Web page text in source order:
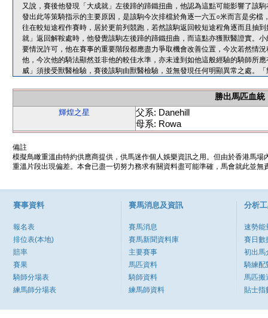
又說，賽後他發現「大成就」左後蹄的蹄鐵扭曲，他認為這點可能影響了該
發出此等策騎指示的主要原因，是該駒今次排檔於角逐一六五○米而言是劣
往在較短途程作賽時，居於更前列競跑，若然該駒返回較短途程角逐而且抽
就」返回解鞍處時，他發覺該駒左後蹄的蹄鐵扭曲，而這點亦獲獸醫證實。
要情況許可，他在賽事的重要階段都應盡力爭取機會改善位置，今次若然情
他，今次他的騎法顯然並非他的較佳水準，亦未達到如他這般經驗的騎師所
威」須接受獸醫檢驗，賽後該駒由獸醫檢驗，並無發現任何明顯異常之處。
勝出馬匹血統
輝煌之星
父系: Danehill
母系: Rowa
備註
模擬鳥瞰重溫由特約供應商提供，供馬迷作個人娛樂資訊之用。但由於香港馬
重溫片段出現偏差。本會已盡一切努力務求有關資料盡可能準確，馬會就此並
賽事資料
報名表
排位表(本地)
賠率
賽果
騎師分場表
練馬師分場表
賽馬消息及資訊
賽馬消息
賽馬新聞資料庫
主要賽事
馬匹資料
騎師資料
練馬師資料
分析
速勢能
賽日數
初出馬
騎練配
馬匹搬
貼士指